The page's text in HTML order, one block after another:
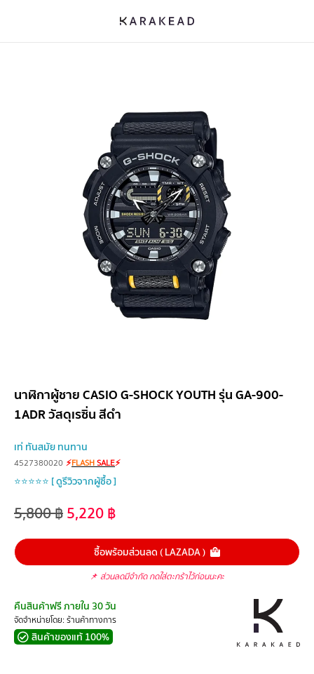
นาฬิกาผู้ชาย CASIO G-SHOCK YOUTH รุ่น GA-900-
1ADR วัสดุเรซิ่น สีดำ
เท่ ทันสมัย ทนทาน
4527380020 ⚡FLASHSALE⚡
⭐⭐⭐⭐⭐ [ ดูรีวิวจากผู้ซื้อ ]
5,800฿5,220฿
ซื้อพร้อมส่วนลด ( LAZADA )
📌 ส่วนลดมีจำกัด กดใส่ตะกร้าไว้ก่อนนะคะ
คืนสินค้าฟรี ภายใน 30 วัน
จัดจำหน่ายโดย: ร้านค้าทางการ
สินค้าของแท้ 100%